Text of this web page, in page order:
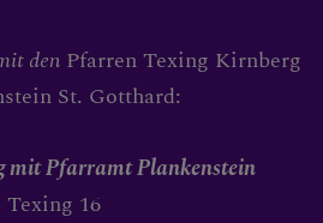
den Pfarren Texing Kirnberg
St. Gotthard:
mit Pfarramt Plankenstein
Texing 16